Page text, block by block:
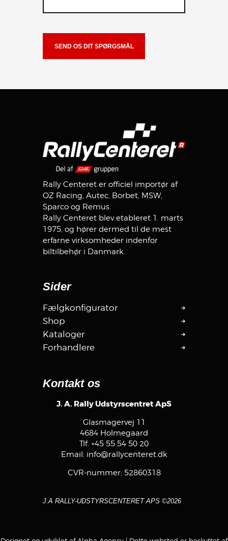
Rally Centeret er officiel importør af
OZ Racing, Autec, Borbet, MSW,
Sparco og Remus.
Rally Centeret blev etableret 1. marts
1975, og hører dermed til de mest
erfarne virksomheder indenfor
biltilbehør i Danmark.
Sider
Fælgkonfigurator
Shop
Kataloger
Forhandlere
Kontakt os
J. A. Rally Udstyrscentret ApS
Glasmagervej 11
4684 Holmegaard
Tlf. +45 55 54 50 20
Email: info@rallycenteret.dk
CVR-nummer: 52860318
J.A RALLY-UDSTYRSCENTERET APS ©2026